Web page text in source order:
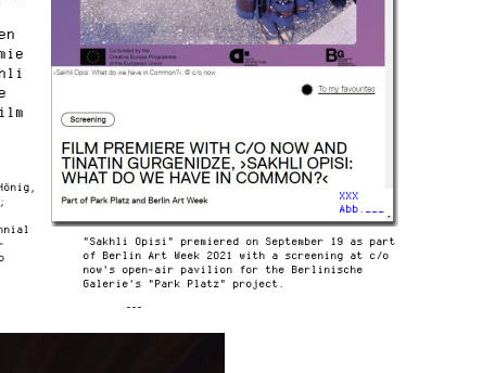
XXX
Abb.___
"Sakhli Opisi" premiered on September 19 as part
of Berlin Art Week 2021 with a screening at c/o
now's open-air pavilion for the Berlinische
Galerie's "Park Platz" project.
---